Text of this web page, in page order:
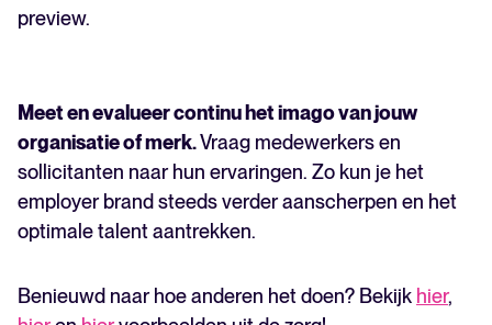
preview.
Meet en evalueer continu het imago van jouw
organisatie of merk.Vraag medewerkers en
sollicitanten naar hun ervaringen. Zo kun je het
employer brand steeds verder aanscherpen en het
optimale talent aantrekken.
Benieuwd naar hoe anderen het doen? Bekijk hier,